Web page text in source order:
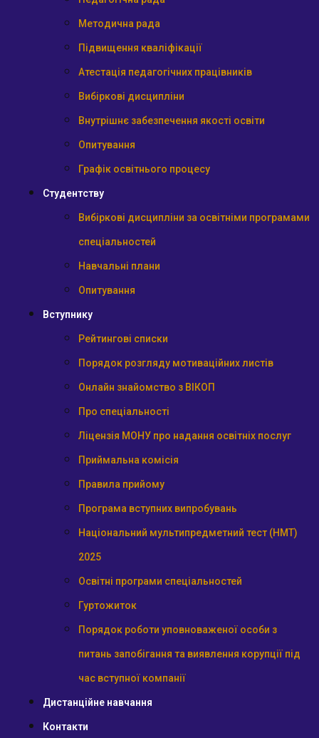
Методична рада
Підвищення кваліфікації
Атестація педагогічних працівників
Вибіркові дисципліни
Внутрішнє забезпечення якості освіти
Опитування
Графік освітнього процесу
Студентству
Вибіркові дисципліни за освітніми програмами
спеціальностей
Навчальні плани
Опитування
Вступнику
Рейтингові списки
Порядок розгляду мотиваційних листів
Онлайн знайомство з ВІКОП
Про спеціальності
Ліцензія МОНУ про надання освітніх послуг
Приймальна комісія
Правила прийому
Програма вступних випробувань
Національний мультипредметний тест (НМТ)
2025
Освітні програми спеціальностей
Гуртожиток
Порядок роботи уповноваженої особи з
питань запобігання та виявлення корупції під
час вступної компанії
Дистанційне навчання
Контакти